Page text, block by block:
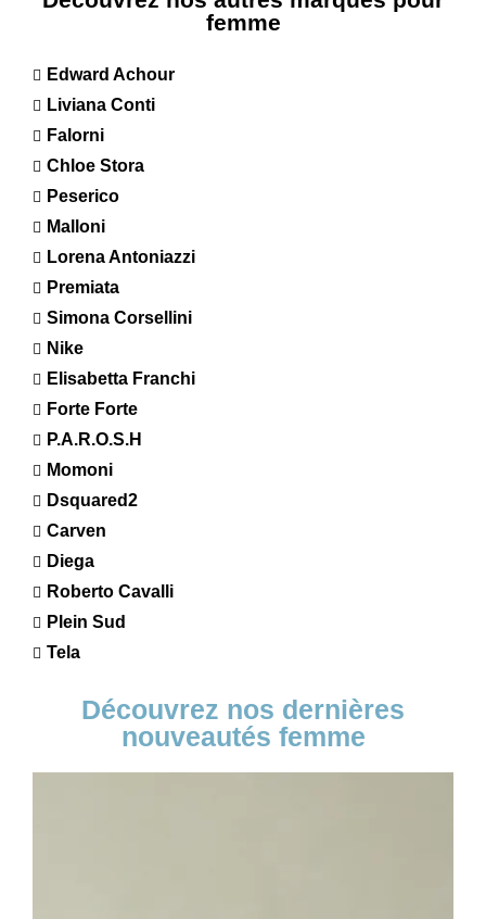
femme
Edward Achour
Liviana Conti
Falorni
Chloe Stora
Peserico
Malloni
Lorena Antoniazzi
Premiata
Simona Corsellini
Nike
Elisabetta Franchi
Forte Forte
P.A.R.O.S.H
Momoni
Dsquared2
Carven
Diega
Roberto Cavalli
Plein Sud
Tela
Découvrez nos dernières
nouveautés femme